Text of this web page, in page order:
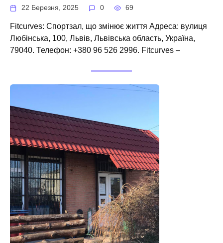
22 Березня, 2025 0 69
Fitcurves: Спортзал, що змінює життя Адреса: вулиця
Любінська, 100, Львів, Львівська область, Україна,
79040. Телефон: +380 96 526 2996. Fitcurves –